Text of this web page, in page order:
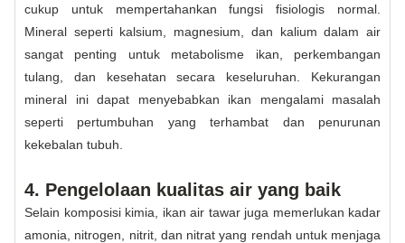
cukup untuk mempertahankan fungsi fisiologis normal.
Mineral seperti kalsium, magnesium, dan kalium dalam air
sangat penting untuk metabolisme ikan, perkembangan
tulang, dan kesehatan secara keseluruhan. Kekurangan
mineral ini dapat menyebabkan ikan mengalami masalah
seperti pertumbuhan yang terhambat dan penurunan
kekebalan tubuh.
4. Pengelolaan kualitas air yang baik
Selain komposisi kimia, ikan air tawar juga memerlukan kadar
amonia, nitrogen, nitrit, dan nitrat yang rendah untuk menjaga